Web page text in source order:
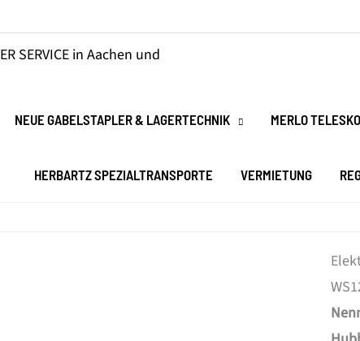
NEUE GABELSTAPLER & LAGERTECHNIK MERLO
HERBARTZ SPEZIALTRANSPORTE VERMIETUNG